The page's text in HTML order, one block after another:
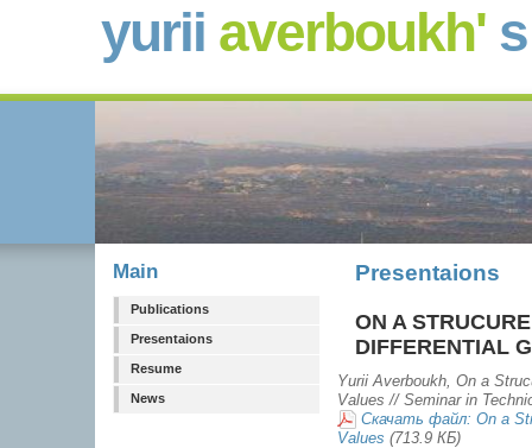
yurii averboukh'
Main
Publications
Presentaions
Resume
News
Presentaions
ON A
DIFFERENTIAL
Yurii Averboukh, On a
Values // Seminar in
Скачать файл: On a
Values (713.9 КБ)